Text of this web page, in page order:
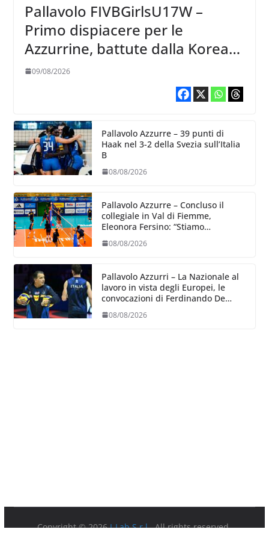
Pallavolo FIVBGirlsU17W –
Primo dispiacere per le
Azzurrine, battute dalla Korea
3-1
09/08/2026
Pallavolo Azzurre – 39 punti di
Haak nel 3-2 della Svezia sull’Italia
B
08/08/2026
Pallavolo Azzurre – Concluso il
collegiale in Val di Fiemme,
Eleonora Fersino: “Stiamo
dove poter migliorare”.
08/08/2026
Pallavolo Azzurri – La Nazionale al
lavoro in vista degli Europei, le
convocazioni di Ferdinando De
08/08/2026
Copyright © 2026I-Lab S.r.l.. All rights reserved.